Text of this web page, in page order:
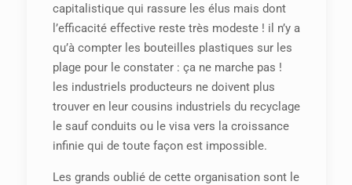
capitalistique qui rassure les élus mais dont
l’efficacité effective reste très modeste ! il n’y a
qu’à compter les bouteilles plastiques sur les
plage pour le constater : ça ne marche pas !
les industriels producteurs ne doivent plus
trouver en leur cousins industriels du recyclage
le sauf conduits ou le visa vers la croissance
infinie qui de toute façon est impossible.
Les grands oublié de cette organisation sont le